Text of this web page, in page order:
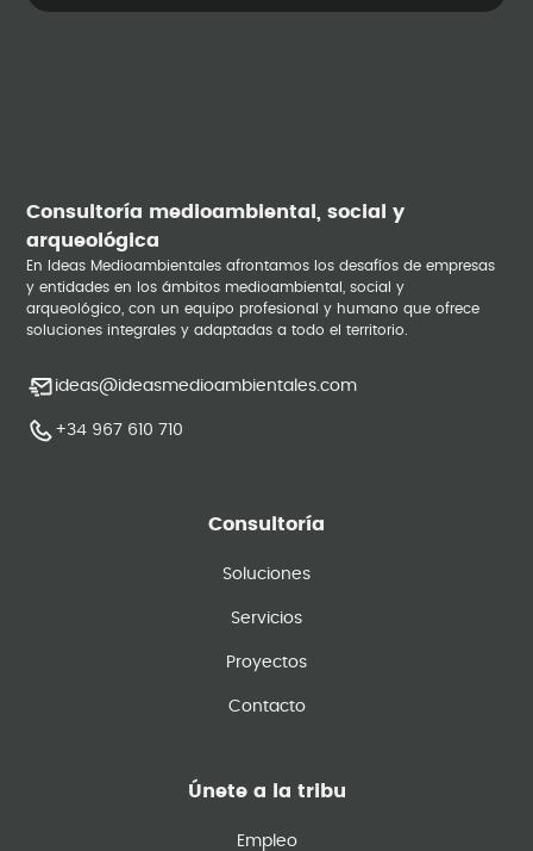
Consultoría medioambiental, social y
arqueológica
En Ideas Medioambientales afrontamos los desafíos de empresas
y entidades en los ámbitos medioambiental, social y
arqueológico, con un equipo profesional y humano que ofrece
soluciones integrales y adaptadas a todo el territorio.
ideas@ideasmedioambientales.com
+34 967 610 710
Consultoría
Soluciones
Servicios
Proyectos
Contacto
Únete a la tribu
Empleo